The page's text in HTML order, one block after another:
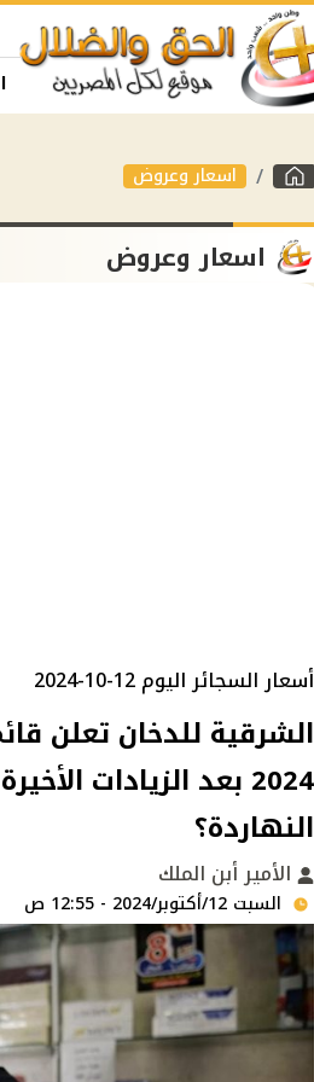
اسعار وعروض
اسعار وعروض
أسعار السجائر اليوم 12-10-2024
2024 بعد الزيادات
النهاردة؟
الأمير أبن الملك
السبت 12/أكتوبر/2024 - 12:55 ص